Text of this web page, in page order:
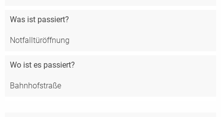
Was ist passiert?
Notfalltüröffnung
Wo ist es passiert?
Bahnhofstraße